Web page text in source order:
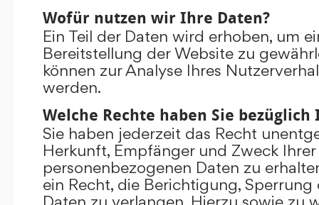
Wofür nutzen wir Ihre Daten?
Ein Teil der Daten wird erhoben, um
Bereitstellung der Website zu
können zur Analyse Ihres
werden.
Welche Rechte haben Sie bezüglich
Sie haben jederzeit das Recht
Herkunft, Empfänger und Zweck
personenbezogenen Daten zu
ein Recht, die Berichtigung,
Daten zu verlangen. Hierzu sowie zu